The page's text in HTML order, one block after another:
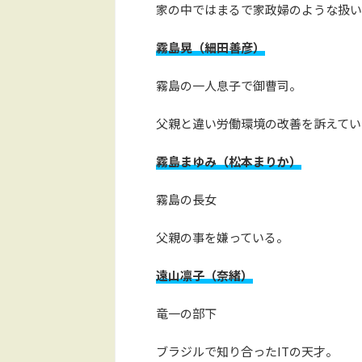
家の中ではまるで家政婦のような扱
霧島晃（細田善彦）
霧島の一人息子で御曹司。
父親と違い労働環境の改善を訴えて
霧島まゆみ（松本まりか）
霧島の長女
父親の事を嫌っている。
遠山凛子（奈緒）
竜一の部下
ブラジルで知り合ったITの天才。